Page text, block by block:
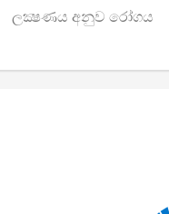
ලක්‍ෂණය අනුව රෝගය